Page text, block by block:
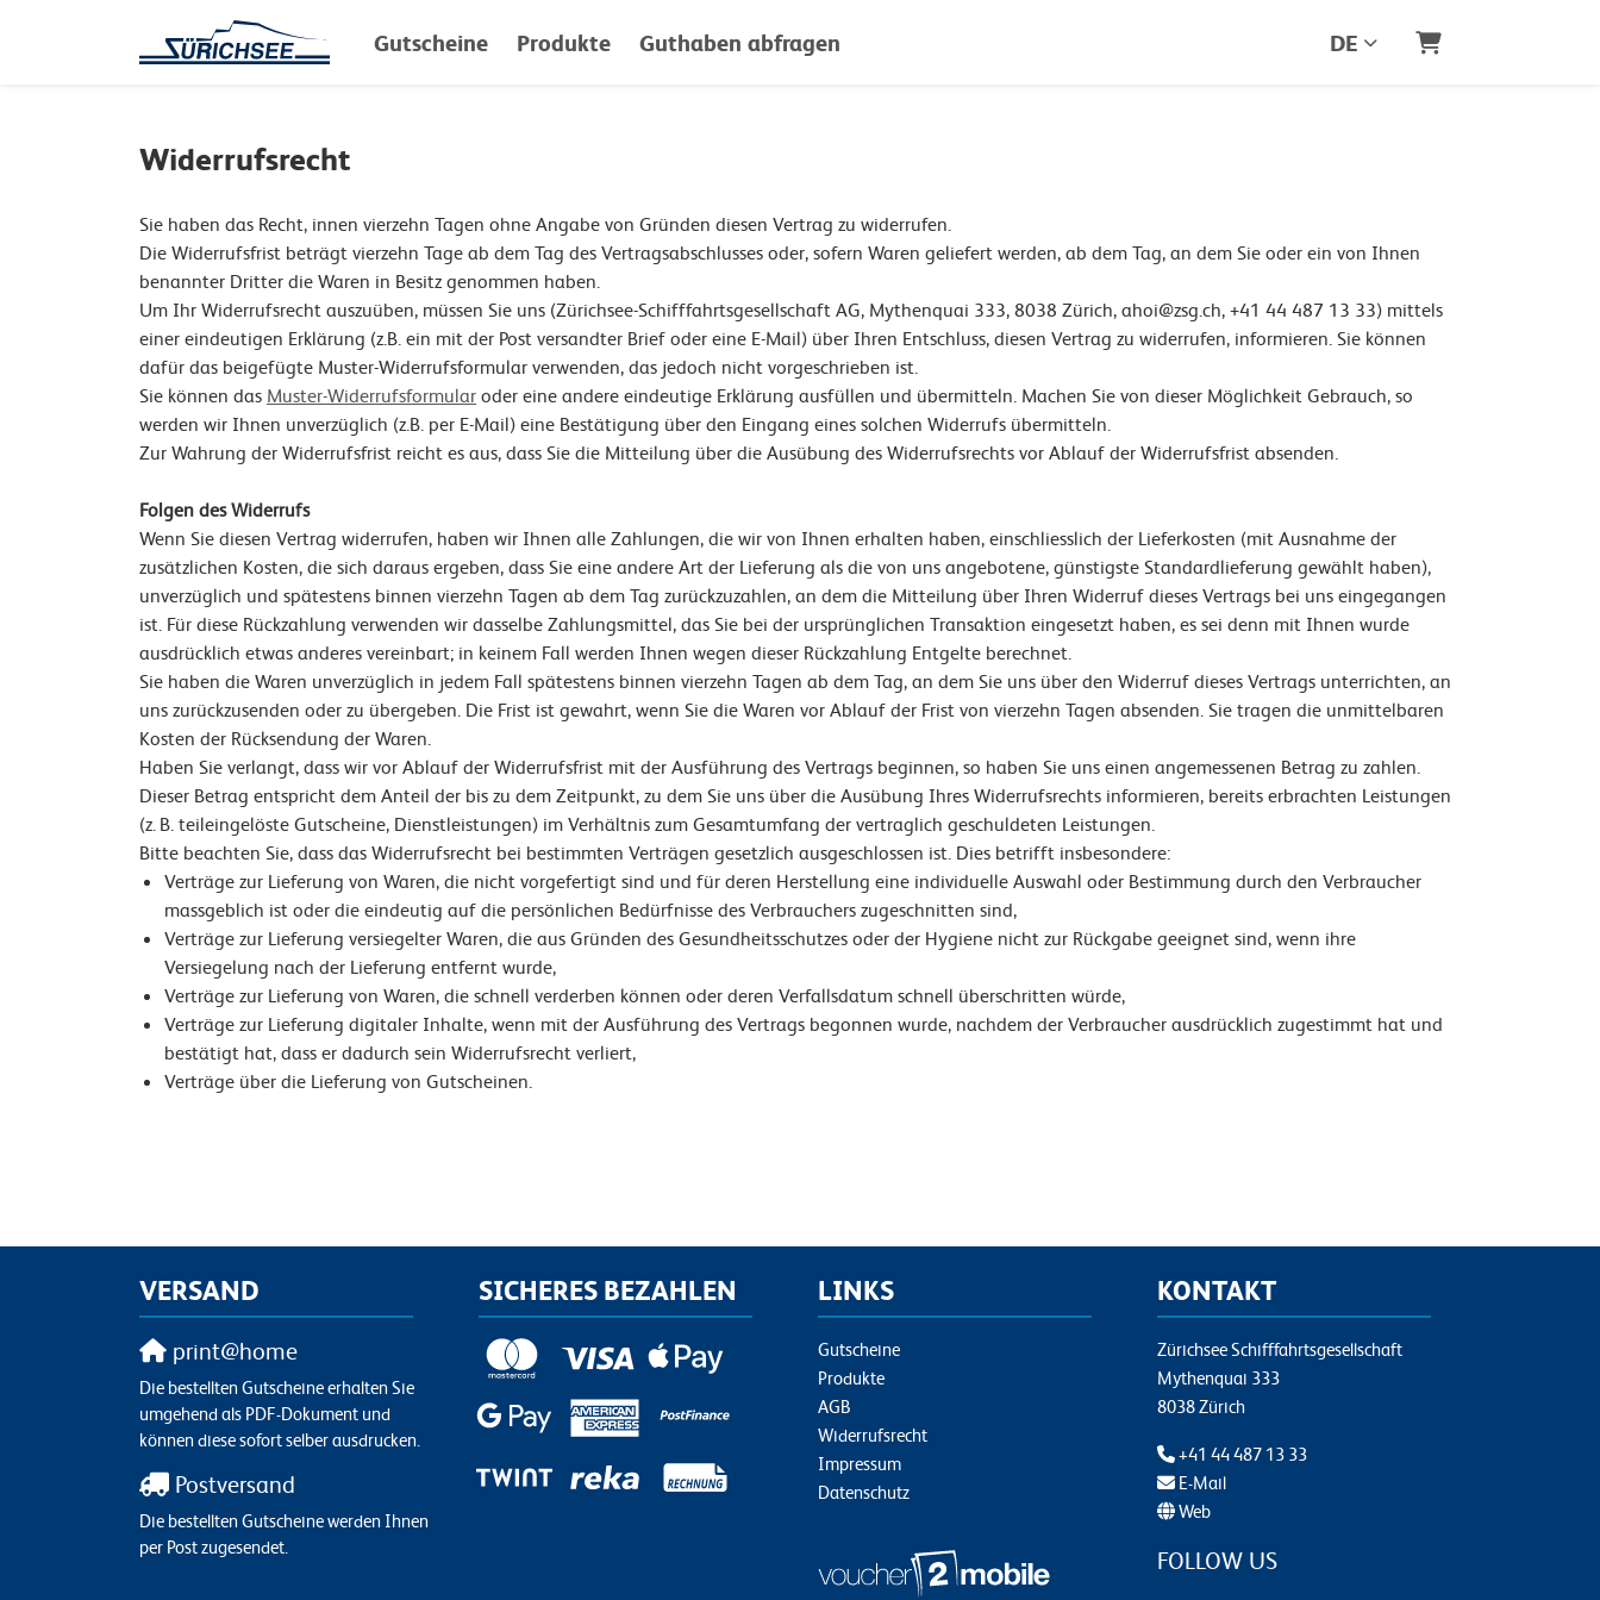
Gutscheine Produkte Guthaben abfragen DE Warenkorb
Widerrufsrecht
Sie haben das Recht, innen vierzehn Tagen ohne Angabe von Gründen diesen Vertrag zu widerrufen.
Die Widerrufsfrist beträgt vierzehn Tage ab dem Tag des Vertragsabschlusses oder, sofern Waren geliefert werden, ab dem Tag, an dem Sie oder ein von Ihnen
benannter Dritter die Waren in Besitz genommen haben.
Um Ihr Widerrufsrecht auszuüben, müssen Sie uns (Zürichsee-Schifffahrtsgesellschaft AG, Mythenquai 333, 8038 Zürich, ahoi@zsg.ch, +41 44 487 13 33) mittels
einer eindeutigen Erklärung (z.B. ein mit der Post versandter Brief oder eine E-Mail) über Ihren Entschluss, diesen Vertrag zu widerrufen, informieren. Sie können
dafür das beigefügte Muster-Widerrufsformular verwenden, das jedoch nicht vorgeschrieben ist.
Sie können das Muster-Widerrufsformular oder eine andere eindeutige Erklärung ausfüllen und übermitteln. Machen Sie von dieser Möglichkeit Gebrauch, so
werden wir Ihnen unverzüglich (z.B. per E-Mail) eine Bestätigung über den Eingang eines solchen Widerrufs übermitteln.
Zur Wahrung der Widerrufsfrist reicht es aus, dass Sie die Mitteilung über die Ausübung des Widerrufsrechts vor Ablauf der Widerrufsfrist absenden.
Folgen des Widerrufs
Wenn Sie diesen Vertrag widerrufen, haben wir Ihnen alle Zahlungen, die wir von Ihnen erhalten haben, einschliesslich der Lieferkosten (mit Ausnahme der
zusätzlichen Kosten, die sich daraus ergeben, dass Sie eine andere Art der Lieferung als die von uns angebotene, günstigste Standardlieferung gewählt haben),
unverzüglich und spätestens binnen vierzehn Tagen ab dem Tag zurückzuzahlen, an dem die Mitteilung über Ihren Widerruf dieses Vertrags bei uns eingegangen
ist. Für diese Rückzahlung verwenden wir dasselbe Zahlungsmittel, das Sie bei der ursprünglichen Transaktion eingesetzt haben, es sei denn mit Ihnen wurde
ausdrücklich etwas anderes vereinbart; in keinem Fall werden Ihnen wegen dieser Rückzahlung Entgelte berechnet.
Sie haben die Waren unverzüglich in jedem Fall spätestens binnen vierzehn Tagen ab dem Tag, an dem Sie uns über den Widerruf dieses Vertrags unterrichten, an
uns zurückzusenden oder zu übergeben. Die Frist ist gewahrt, wenn Sie die Waren vor Ablauf der Frist von vierzehn Tagen absenden. Sie tragen die unmittelbaren
Kosten der Rücksendung der Waren.
Haben Sie verlangt, dass wir vor Ablauf der Widerrufsfrist mit der Ausführung des Vertrags beginnen, so haben Sie uns einen angemessenen Betrag zu zahlen.
Dieser Betrag entspricht dem Anteil der bis zu dem Zeitpunkt, zu dem Sie uns über die Ausübung Ihres Widerrufsrechts informieren, bereits erbrachten Leistungen
(z. B. teileingelöste Gutscheine, Dienstleistungen) im Verhältnis zum Gesamtumfang der vertraglich geschuldeten Leistungen.
Bitte beachten Sie, dass das Widerrufsrecht bei bestimmten Verträgen gesetzlich ausgeschlossen ist. Dies betrifft insbesondere:
Verträge zur Lieferung von Waren, die nicht vorgefertigt sind und für deren Herstellung eine individuelle Auswahl oder Bestimmung durch den Verbraucher
massgeblich ist oder die eindeutig auf die persönlichen Bedürfnisse des Verbrauchers zugeschnitten sind,
Verträge zur Lieferung versiegelter Waren, die aus Gründen des Gesundheitsschutzes oder der Hygiene nicht zur Rückgabe geeignet sind, wenn ihre
Versiegelung nach der Lieferung entfernt wurde,
Verträge zur Lieferung von Waren, die schnell verderben können oder deren Verfallsdatum schnell überschritten würde,
Verträge zur Lieferung digitaler Inhalte, wenn mit der Ausführung des Vertrags begonnen wurde, nachdem der Verbraucher ausdrücklich zugestimmt hat und
bestätigt hat, dass er dadurch sein Widerrufsrecht verliert,
Verträge über die Lieferung von Gutscheinen.
VERSAND
print@home
Die bestellten Gutscheine erhalten Sie
umgehend als PDF-Dokument und
können diese sofort selber ausdrucken.
Postversand
Die bestellten Gutscheine werden Ihnen
per Post zugesendet.
SICHERES BEZAHLEN LINKS
Gutscheine
Produkte
AGB
Widerrufsrecht
Impressum
Datenschutz
KONTAKT
Zürichsee Schifffahrtsgesellschaft
Mythenquai 333
8038 Zürich
+41 44 487 13 33
E-Mail
Web
FOLLOW US